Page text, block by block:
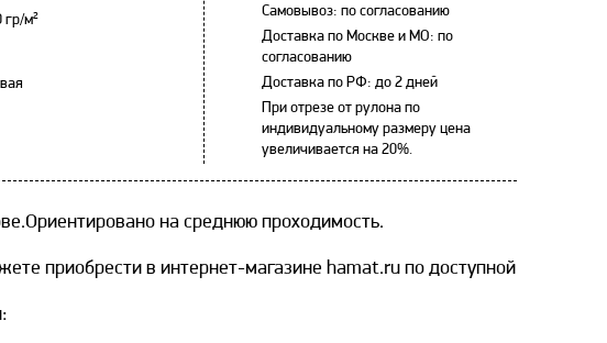
гр/м²
Самовывоз: по согласованию
Доставка по Москве и МО: по
согласованию
Доставка по РФ: до 2 дней
При отрезе от рулона по
индивидуальному размеру цена
увеличивается на 20%.
на среднюю проходимость.
приобрести в интернет-магазине hamat.ru по доступной